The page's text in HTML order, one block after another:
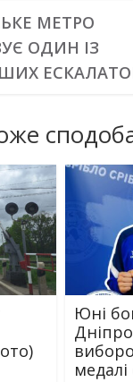
МЕТРО
ОДИН ІЗ
Юні